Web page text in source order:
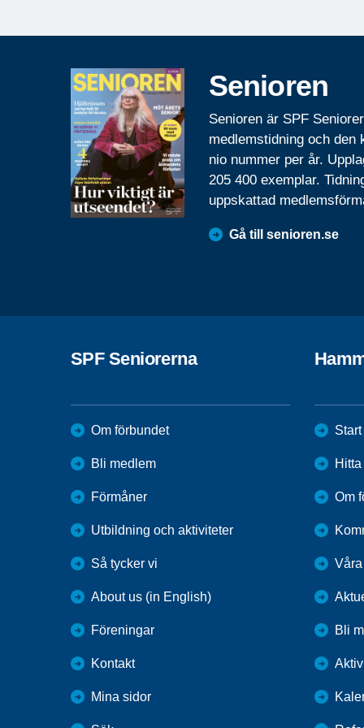
Senioren
Senioren är SPF
medlemstidning och den
nio nummer per år.
205 400 exemplar.
uppskattad
Gå till senioren.se
SPF Seniorerna
Om förbundet
Bli medlem
Förmåner
Utbildning och aktiviteter
Så tycker vi
About us (in English)
Föreningar
Kontakt
Mina sidor
Start
Om
Bli